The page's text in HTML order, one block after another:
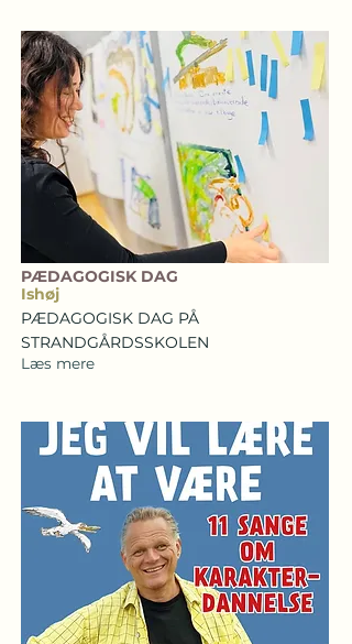
PÆDAGOGISK DAG
Ishøj
PÆDAGOGISK DAG PÅ
STRANDGÅRDSSKOLEN
Læs mere